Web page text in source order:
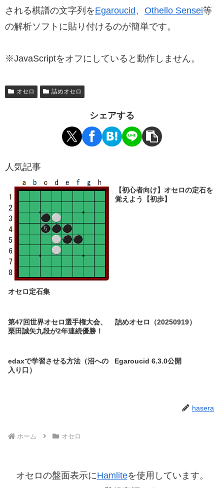
される棋譜の文字列をEgaroucid、 Othello Sensei等
の解析ソフトに貼り付けるのが簡単です。
※JavaScriptをオフにしていると動作しません。
オセロ 詰めオセロ
シェアする
人気記事
オセロ定石集
【初心者向け】オセロの定石を
覚えよう【初歩】
第47回世界オセロ選手権大会、
栗田誠矢九段が2年連続優勝！
詰めオセロ（20250919）
edaxで学習させる方法（沼への
入り口）
Egaroucid 6.3.0公開
hasera
ホーム オセロ
オセロの盤面表示にHamliteを使用しています。